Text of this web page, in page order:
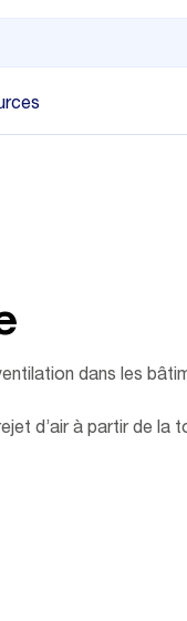
dans les
d’air à partir de la